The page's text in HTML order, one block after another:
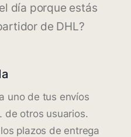
día porque estás
de DHL?
uno de tus envíos
de otros usuarios.
plazos de entrega